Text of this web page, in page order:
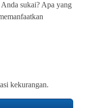
sukai? Apa yang
kekurangan.